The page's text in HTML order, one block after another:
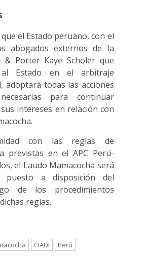
que el Estado peruano, con el
abogados externos de la
& Porter Kaye Scholer que
al Estado en el arbitraje
adoptará todas las acciones
para continuar
intereses en relación con
con las reglas de
previstas en el APC Perú-
el Laudo Mamacocha será
puesto a disposición del
de los procedimientos
reglas.
CIADI Perú